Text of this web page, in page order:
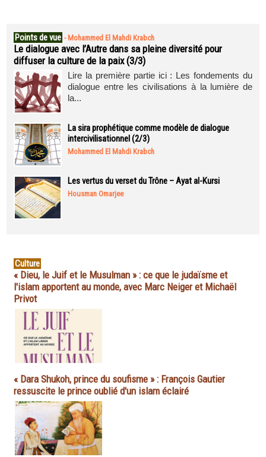
Points de vue - Mohammed El Mahdi Krabch
Le dialogue avec l’Autre dans sa pleine diversité pour
diffuser la culture de la paix (3/3)
Lire la première partie ici : Les fondements du
dialogue entre les civilisations à la lumière de
la...
La sira prophétique comme modèle de dialogue
intercivilisationnel (2/3)
Mohammed El Mahdi Krabch
Les vertus du verset du Trône – Ayat al-Kursi
Housman Omarjee
Culture
« Dieu, le Juif et le Musulman » : ce que le judaïsme et
l'islam apportent au monde, avec Marc Neiger et Michaël
Privot
« Dara Shukoh, prince du soufisme » : François Gautier
ressuscite le prince oublié d'un islam éclairé